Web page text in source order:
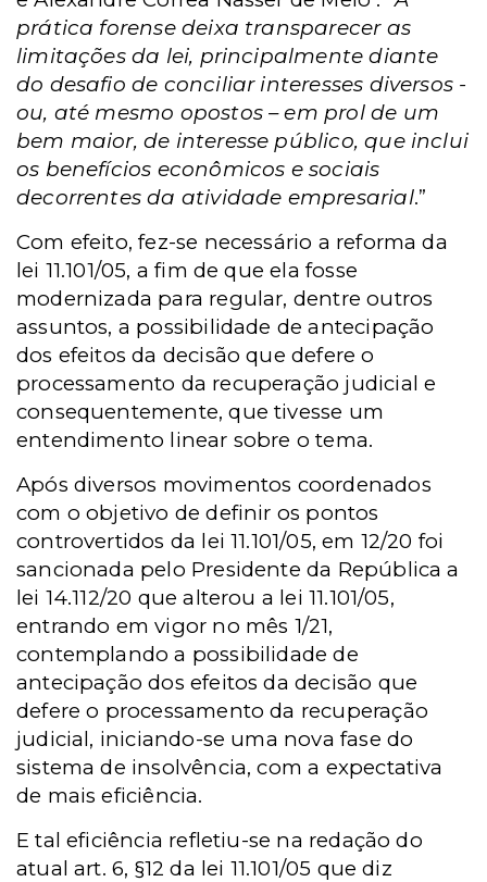
prática forense deixa transparecer as
limitações da lei, principalmente diante
do desafio de conciliar interesses diversos -
ou, até mesmo opostos – em prol de um
bem maior, de interesse público, que inclui
os benefícios econômicos e sociais
decorrentes da atividade empresarial.”
Com efeito, fez-se necessário a reforma da
lei 11.101/05, a fim de que ela fosse
modernizada para regular, dentre outros
assuntos, a possibilidade de antecipação
dos efeitos da decisão que defere o
processamento da recuperação judicial e
consequentemente, que tivesse um
entendimento linear sobre o tema.
Após diversos movimentos coordenados
com o objetivo de definir os pontos
controvertidos da lei 11.101/05, em 12/20 foi
sancionada pelo Presidente da República a
lei 14.112/20 que alterou a lei 11.101/05,
entrando em vigor no mês 1/21,
contemplando a possibilidade de
antecipação dos efeitos da decisão que
defere o processamento da recuperação
judicial, iniciando-se uma nova fase do
sistema de insolvência, com a expectativa
de mais eficiência.
E tal eficiência refletiu-se na redação do
atual art. 6, §12 da lei 11.101/05 que diz